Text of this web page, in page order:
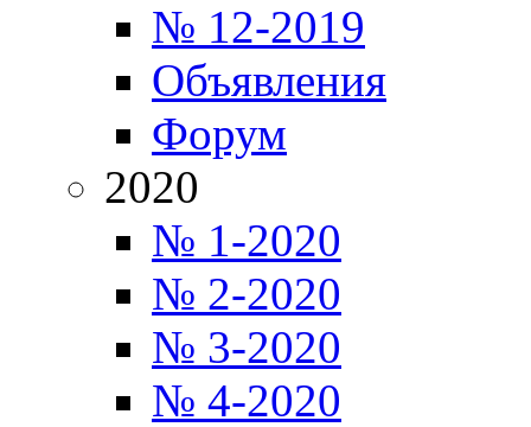
№ 12-2019
Объявления
Форум
2020
№ 1-2020
№ 2-2020
№ 3-2020
№ 4-2020